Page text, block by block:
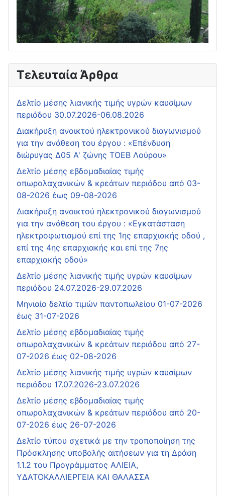
Τελευταία Άρθρα
Δελτίο μέσης λιανικής τιμής υγρών καυσίμων
περιόδου 30.07.2026-06.08.2026
Διακήρυξη ανοικτού ηλεκτρονικού διαγωνισμού
για την ανάθεση του έργου : «Επένδυση
διώρυγας Δ05 Α' ζώνης ΤΟΕΒ Λούρου»
Δελτίο μέσης εβδομαδιαίας τιμής
οπωρολαχανικών & κρεάτων περιόδου από 03-
08-2026 έως 09-08-2026
Διακήρυξη ανοικτού ηλεκτρονικού διαγωνισμού
για την ανάθεση του έργου : «Εγκατάσταση
ηλεκτροφωτισμού επί της 1ης επαρχιακής οδού ,
επί της 4ης επαρχιακής και επί της 7ης
επαρχιακής οδού»
Δελτίο μέσης λιανικής τιμής υγρών καυσίμων
περιόδου 24.07.2026-29.07.2026
Μηνιαίο δελτίο τιμών παντοπωλείου 01-07-2026
έως 31-07-2026
Δελτίο μέσης εβδομαδιαίας τιμής
οπωρολαχανικών & κρεάτων περιόδου από 27-
07-2026 έως 02-08-2026
Δελτίο μέσης λιανικής τιμής υγρών καυσίμων
περιόδου 17.07.2026-23.07.2026
Δελτίο μέσης εβδομαδιαίας τιμής
οπωρολαχανικών & κρεάτων περιόδου από 20-
07-2026 έως 26-07-2026
Δελτίο τύπου σχετικά με την τροποποίηση της
Πρόσκλησης υποβολής αιτήσεων για τη Δράση
1.1.2 του Προγράμματος ΑΛΙΕΙΑ,
ΥΔΑΤΟΚΑΛΛΙΕΡΓΕΙΑ ΚΑΙ ΘΑΛΑΣΣΑ